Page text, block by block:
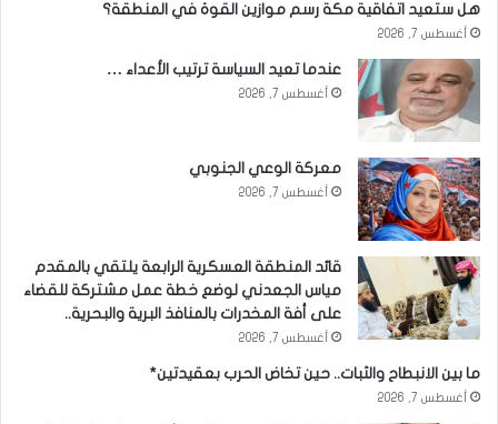
هل ستعيد اتفاقية مكة رسم موازين القوة في المنطقة؟
أغسطس 7, 2026
عندما تعيد السياسة ترتيب الأعداء …
أغسطس 7, 2026
معركة الوعي الجنوبي
أغسطس 7, 2026
قائد المنطقة العسكرية الرابعة يلتقي بالمقدم
مياس الجعدني لوضع خطة عمل مشتركة للقضاء
على أفة المخدرات بالمنافذ البرية والبحرية..
أغسطس 7, 2026
ما بين الانبطاح والثبات.. حين تخاض الحرب بعقيدتين*
أغسطس 7, 2026